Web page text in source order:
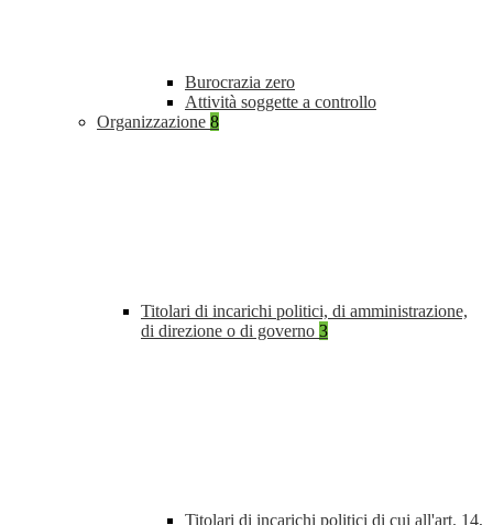
Burocrazia zero
Attività soggette a controllo
Organizzazione 8
Titolari di incarichi politici, di amministrazione,
di direzione o di governo 3
Titolari di incarichi politici di cui all'art. 14,